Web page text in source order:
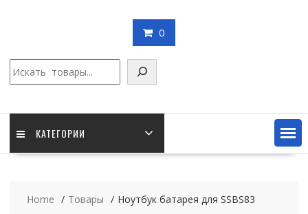
0
КАТЕГОРИИ
Home Товары Ноутбук батарея для SSBS83